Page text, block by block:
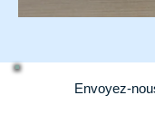
Envoyez-